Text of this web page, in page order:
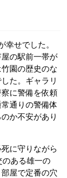
幸せでした。
の駅前一帯が
園の歴史のな
た。ギャラリ
に警備を依頼
通りの警備体
か不安があり
に守りながら
のある雄一の
屋で定番の穴